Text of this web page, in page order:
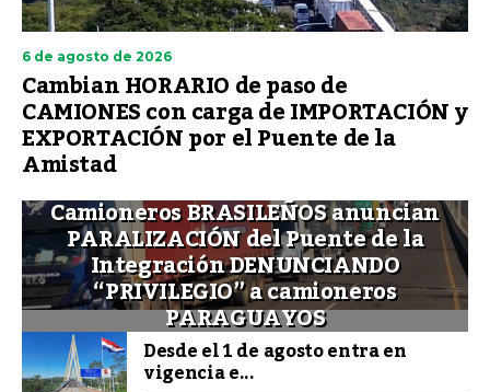
6 de agosto de 2026
Cambian HORARIO de paso de
CAMIONES con carga de IMPORTACIÓN y
EXPORTACIÓN por el Puente de la
Amistad
Camioneros BRASILEÑOS anuncian
PARALIZACIÓN del Puente de la
Integración DENUNCIANDO
“PRIVILEGIO” a camioneros
PARAGUAYOS
Desde el 1 de agosto entra en
vigencia e...